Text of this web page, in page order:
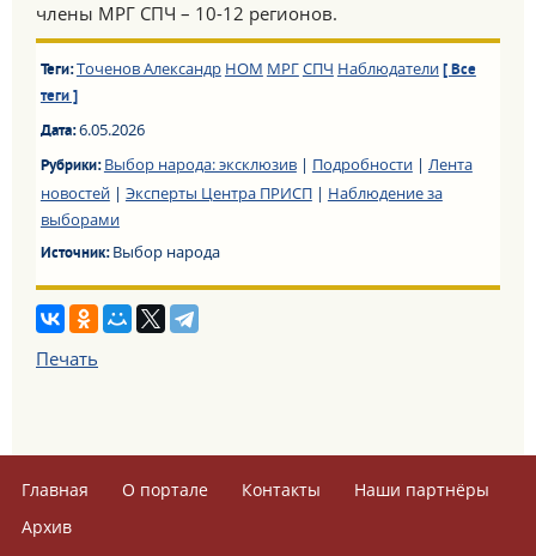
члены МРГ СПЧ – 10-12 регионов.
Теги:Точенов Александр НОМ МРГСПЧ Наблюдатели [ Все
теги ]
Дата:6.05.2026
Рубрики:Выбор народа: эксклюзив| Подробности| Лента
новостей| Эксперты Центра ПРИСП| Наблюдение за
выборами
Источник:Выбор народа
Печать
Главная О портале Контакты
Наши партнёры
Архив